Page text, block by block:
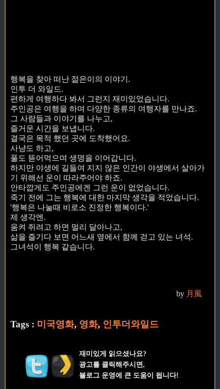
행복을 찾아 떠난 젊은이의 이야기.
인투 더 와일드.
편하게 여행하다 봐서 그런지 재미있었습니다.
주인공은 여행을 하며 다양한 종류의 여행자를 만나죠.
그 사람들과 이야기를 나누고,
즐거운 시간을 보냅니다.
결국은 목적 했던 곳에 도착했어요.
사냥도 하고,
풀도 뜯어먹으며 생명을 이어갑니다.
하지만 야생에 길들여 지지 않은 인간이 야생에서 살아가
기 위해선 운이 따라주어야 하죠.
안타깝게도 주인공에겐 그런 운이 없었습니다.
죽기 전에 그는 행복에 대한 마지막 생각을 적었습니다.
'행복은 나눌때 비로소 진정한 행복이다.'
제 생각엔.
움켜 쥐려고 하면 멀리 달아나고,
삶을 즐기다 보면 어느새 옆에서 함께 걷고 있는 녀석.
그녀석이 행복 같습니다.
by 月風
Tags : 미국영화, 영화, 인투더와일드
재미있게 읽으셨나요?
광고를 클릭해주시면,
블로그 운영에 큰 도움이 됩니다!